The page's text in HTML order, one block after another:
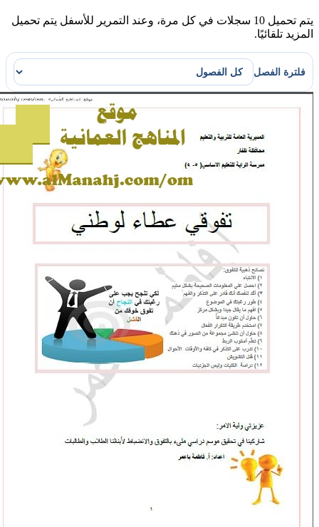
يتم تحميل 10 سجلات في كل مرة، وعند التمرير للأسفل يتم تحميل
تلقائيًا.
فلترة الفصل